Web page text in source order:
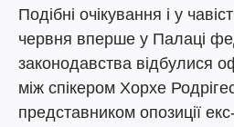
Подібні очікування і у
червня вперше у Палаці
законодавства відбулися
між спікером Хорхе
представником опозиції